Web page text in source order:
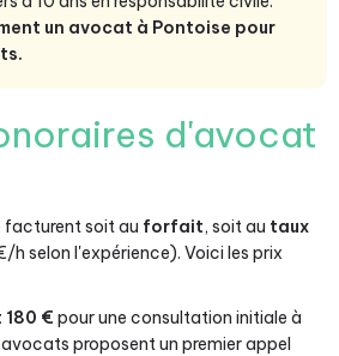
un avocat à Pontoise pour
d'avocat
facturent soit au forfait, soit au taux
selon l'expérience). Voici les prix
180 € pour une consultation initiale à
proposent un premier appel